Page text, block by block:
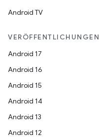
Android TV
VERÖFFENTLICHUNGEN
Android 17
Android 16
Android 15
Android 14
Android 13
Android 12